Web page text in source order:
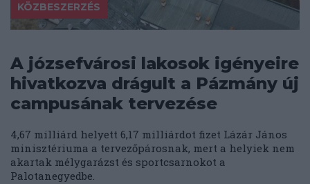
KÖZBESZERZÉS
A józsefvárosi lakosok igényeire
hivatkozva drágult a Pázmány új
campusának tervezése
4,67 milliárd helyett 6,17 milliárdot fizet Lázár János
minisztériuma a tervezőpárosnak, mert a helyiek nem
akartak mélygarázst és sportcsarnokot a
Palotanegyedbe.